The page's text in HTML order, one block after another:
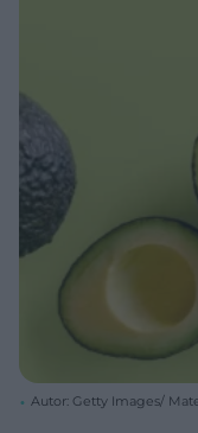
Autor: Getty Images/